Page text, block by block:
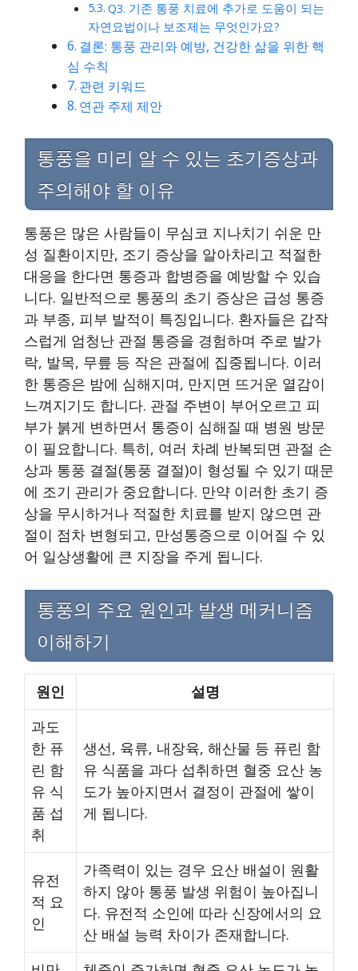
Q3. 기존 통풍 치료에 추가로 도움이 되는
자연요법이나 보조제는 무엇인가요?
결론: 통풍 관리와 예방, 건강한 삶을 위한 핵
심 수칙
관련 키워드
연관 주제 제안
통풍을 미리 알 수 있는 초기증상과
주의해야 할 이유
통풍은 많은 사람들이 무심코 지나치기 쉬운 만
성 질환이지만, 조기 증상을 알아차리고 적절한
대응을 한다면 통증과 합병증을 예방할 수 있습
니다. 일반적으로 통풍의 초기 증상은 급성 통증
과 부종, 피부 발적이 특징입니다. 환자들은 갑작
스럽게 엄청난 관절 통증을 경험하며 주로 발가
락, 발목, 무릎 등 작은 관절에 집중됩니다. 이러
한 통증은 밤에 심해지며, 만지면 뜨거운 열감이
느껴지기도 합니다. 관절 주변이 부어오르고 피
부가 붉게 변하면서 통증이 심해질 때 병원 방문
이 필요합니다. 특히, 여러 차례 반복되면 관절 손
상과 통풍 결절(통풍 결절)이 형성될 수 있기 때문
에 조기 관리가 중요합니다. 만약 이러한 초기 증
상을 무시하거나 적절한 치료를 받지 않으면 관
절이 점차 변형되고, 만성통증으로 이어질 수 있
어 일상생활에 큰 지장을 주게 됩니다.
통풍의 주요 원인과 발생 메커니즘
이해하기
원인
설명
과도
한 퓨
린 함
유 식
품 섭
취
생선, 육류, 내장육, 해산물 등 퓨린 함
유 식품을 과다 섭취하면 혈중 요산 농
도가 높아지면서 결정이 관절에 쌓이
게 됩니다.
유전
적 요
인
가족력이 있는 경우 요산 배설이 원활
하지 않아 통풍 발생 위험이 높아집니
다. 유전적 소인에 따라 신장에서의 요
산 배설 능력 차이가 존재합니다.